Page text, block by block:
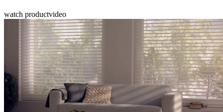
watch productvideo